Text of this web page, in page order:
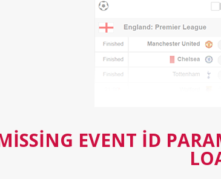
EVENT ID